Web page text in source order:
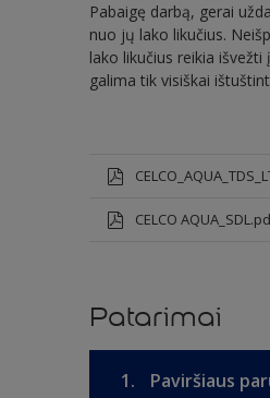
Pabaigę darbą, gerai
nuo jų lako likučius.
lako likučius reikia
galima tik visiškai
CELCO
Patarimai
1. Paviršiaus